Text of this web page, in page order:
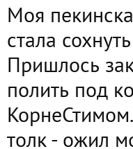
Моя
стала
Пришлось
полить под
толк - ожил